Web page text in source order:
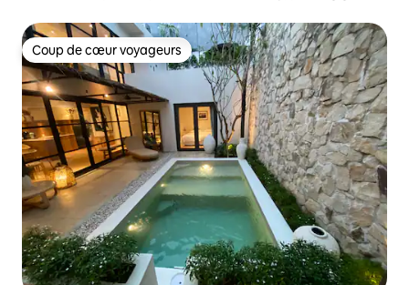
Coup de cœur voyageurs
Coup de cœur voyageurs